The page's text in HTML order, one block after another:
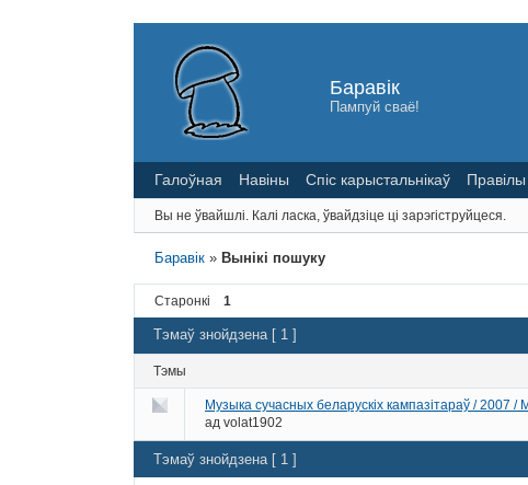
Баравік
Пампуй сваё!
Галоўная Навіны Спіс карыстальнікаў Правілы
Вы не ўвайшлі. Калі ласка, ўвайдзіце ці зарэгіструйцеся.
Баравік » Вынікі пошуку
Старонкі 1
Тэмаў знойдзена [ 1 ]
Тэмы
Музыка сучасных беларускіх кампазітараў / 2007 /
ад volat1902
Тэмаў знойдзена [ 1 ]